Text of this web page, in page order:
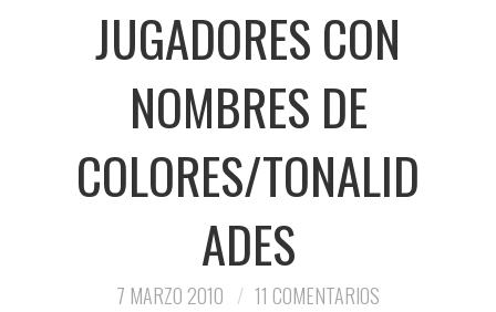
JUGADORES CON
NOMBRES DE
COLORES/TONALID
ADES
7 MARZO 2010 11 COMENTARIOS